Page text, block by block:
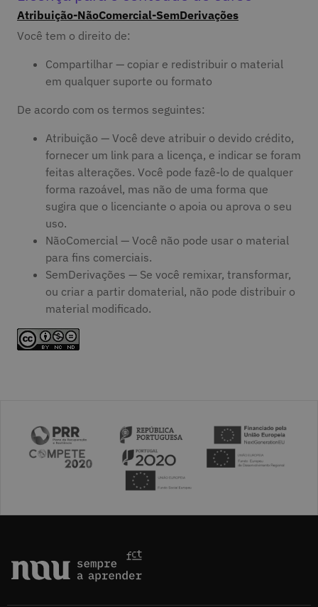
Atribuição-NãoComercial-SemDerivações
Você tem o direito de:
Compartilhar — copiar e redistribuir o material
em qualquer suporte ou formato
De acordo com os termos seguintes:
Atribuição — Você deve atribuir o devido crédito,
fornecer um link para a licença, e indicar se foram
feitas alterações. Você pode fazê-lo de qualquer
forma razoável, mas não de uma forma que
sugira que o licenciante o apoia ou aprova o seu
uso.
NãoComercial — Você não pode usar o material
para fins comerciais.
SemDerivações — Se você remixar, transformar,
ou criar a partir domaterial, não pode distribuir o
material modificado.